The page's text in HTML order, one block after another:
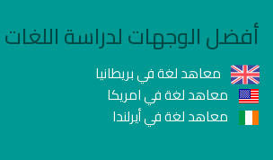
أفضل الوجهات لدراسة اللغات
معاهد لغة في بريطانيا
معاهد لغة في امريكا
معاهد لغة في أيرلندا